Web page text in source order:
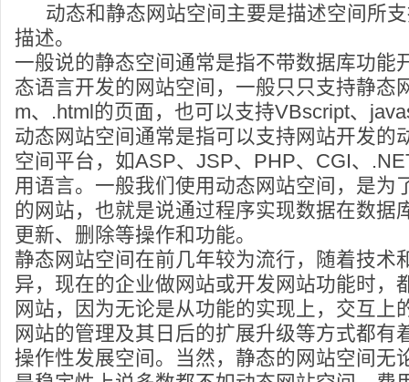
动态和静态网站空间主要是描述空间所
描述。
一般说的静态空间通常是指不带数据库功能
态语言开发的网站空间，一般只只支持静态
m、.html的页面，也可以支持VBscript、
动态网站空间通常是指可以支持网站开发的
空间平台，如ASP、JSP、PHP、CGI、
用语言。一般我们使用动态网站空间，是为
的网站，也就是说通过程序实现数据在数据
更新、删除等操作和功能。
静态网站空间在前几年较为流行，随着技术
异，现在的企业做网站或开发网站功能时，
网站，因为无论是从功能的实现上，交互上
网站的管理及其日后的扩展升级等方式都有
操作性发展空间。当然，静态的网站空间无